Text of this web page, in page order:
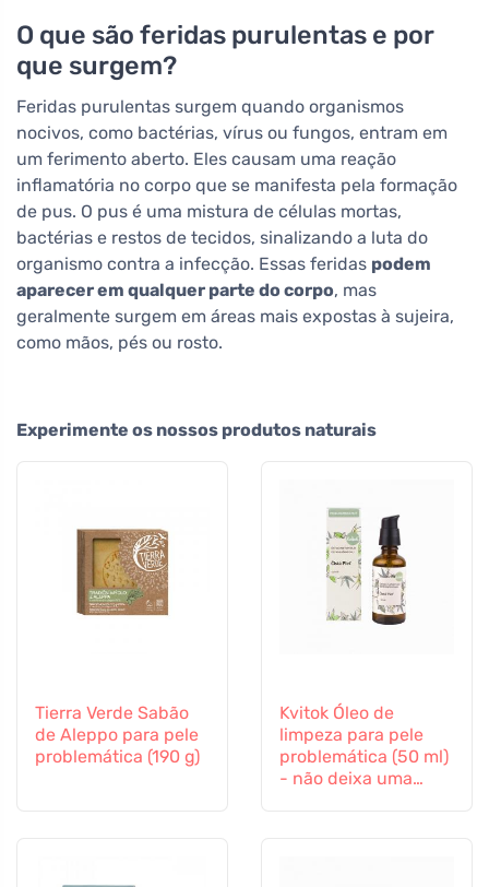
O que são feridas purulentas e por
que surgem?
Feridas purulentas surgem quando organismos
nocivos, como bactérias, vírus ou fungos, entram em
um ferimento aberto. Eles causam uma reação
inflamatória no corpo que se manifesta pela formação
de pus. O pus é uma mistura de células mortas,
bactérias e restos de tecidos, sinalizando a luta do
organismo contra a infecção. Essas feridas podem
aparecer em qualquer parte do corpo, mas
geralmente surgem em áreas mais expostas à sujeira,
como mãos, pés ou rosto.
Experimente os nossos produtos naturais
Tierra Verde Sabão
de Aleppo para pele
problemática (190 g)
Kvitok Óleo de
limpeza para pele
problemática (50 ml)
- não deixa uma